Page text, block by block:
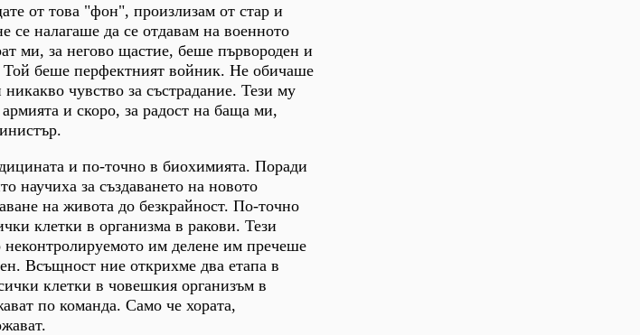
от това "фон", произлизам от стар и
се налагаше да се отдавам на военното
ми, за негово щастие, беше първороден и
Той беше перфектният войник. Не обичаше
чувство за състрадание. Тези му
и скоро, за радост на баща ми,
и по-точно в биохимията. Поради
научиха за създаването на новото
на живота до безкрайност. По-точно
клетки в организма в ракови. Тези
им делене им пречеше
Всъщност ние открихме два етапа в
клетки в човешкия организъм в
по команда. Само че хората,